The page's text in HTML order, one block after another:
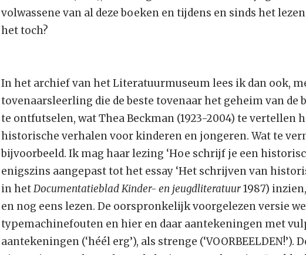
volwassene van al deze boeken en tijdens en sinds het
het toch?
In het archief van het Literatuurmuseum lees ik dan ook,
tovenaarsleerling die de beste tovenaar het geheim van
te ontfutselen, wat Thea Beckman (1923-2004) te vertellen
historische verhalen voor kinderen en jongeren. Wat te
bijvoorbeeld. Ik mag haar lezing ‘Hoe schrijf je een
enigszins aangepast tot het essay ‘Het schrijven van
in hetDocumentatieblad Kinder- en jeugdliteratuur1987)
en nog eens lezen. De oorspronkelijk voorgelezen versie
typemachinefouten en hier en daar aantekeningen met
aantekeningen (‘héél erg’), als strenge (‘VOORBEELDEN!’).